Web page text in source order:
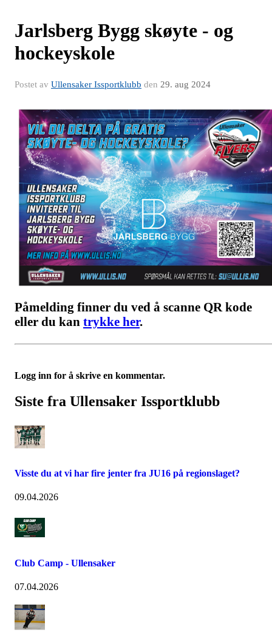
Jarlsberg Bygg skøyte - og
hockeyskole
Postet av Ullensaker Issportklubb den 29. aug 2024
Påmelding finner du ved å scanne QR kode
eller du kan trykke her.
Logg inn for å skrive en kommentar.
Siste fra Ullensaker Issportklubb
Visste du at vi har fire jenter fra JU16 på regionslaget?
09.04.2026
Club Camp - Ullensaker
07.04.2026